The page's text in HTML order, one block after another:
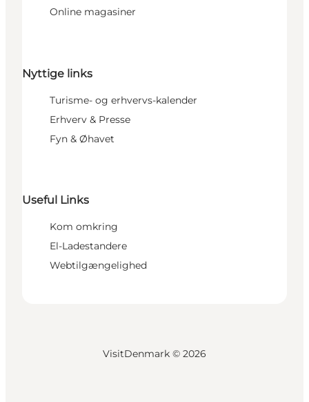
Online magasiner
Nyttige links
Turisme- og erhvervs-kalender
Erhverv & Presse
Fyn & Øhavet
Useful Links
Kom omkring
El-Ladestandere
Webtilgængelighed
VisitDenmark © 2026